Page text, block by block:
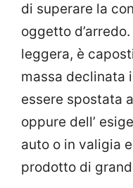
di superare la
oggetto
leggera, è
massa declinata
essere spostata
oppure dell’
auto o in valigia
prodotto di